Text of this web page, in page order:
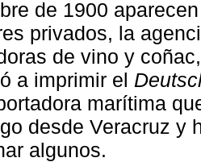
de 1900
privados, la
de vino y
a imprimir el
marítima
desde Veracruz y
algunos.